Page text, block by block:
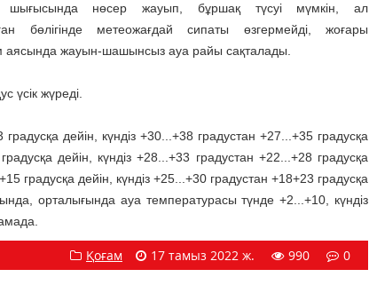
шығысында нөсер жауып, бұршақ түсуі мүмкін, ал
бөлігінде метеожағдай сипаты өзгермейді, жоғары
жауын-шашынсыз ауа райы сақталады.
үсік жүреді.
дейін, күндіз +30...+38 градустан +27...+35 градусқа
дейін, күндіз +28...+33 градустан +22...+28 градусқа
градусқа дейін, күндіз +25...+30 градустан +18+23 градусқа
орталығында ауа температурасы түнде +2...+10, күндіз
Қоғам 17 тамыз 2022 ж. 990 0